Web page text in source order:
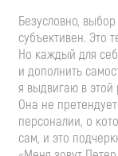
Безусловно,
субъективен. Это
Но каждый для
и дополнить
я выдвигаю в
Она не
персоналии, о
сам, и это